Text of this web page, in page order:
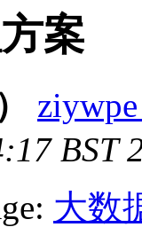
案
BST
大数